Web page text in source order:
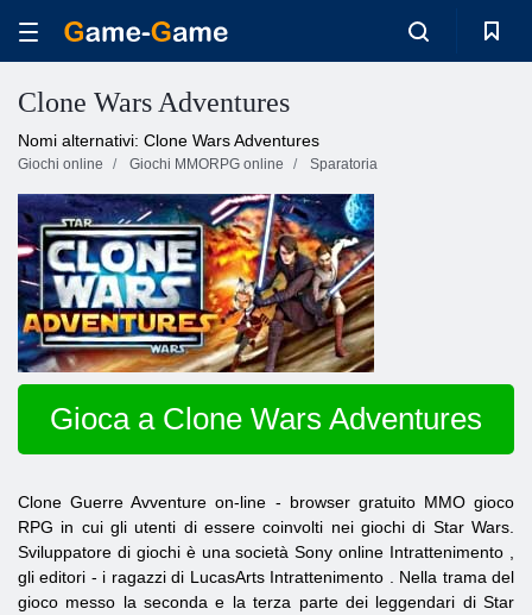
Clone Wars Adventures
Nomi alternativi: Clone Wars Adventures
Giochi online Giochi MMORPG online Sparatoria
Gioca a Clone Wars Adventures
CloneGuerreAvventureon-line - browser gratuito MMO gioco
RPG in cui gli utenti di essere coinvolti nei giochi di Star Wars.
Sviluppatore di giochi è una societàSonyonline Intrattenimento
gli editori - i ragazzi di LucasArts Intrattenimento
. Nella trama del
gioco messo la seconda e la terza parte dei leggendari di Star